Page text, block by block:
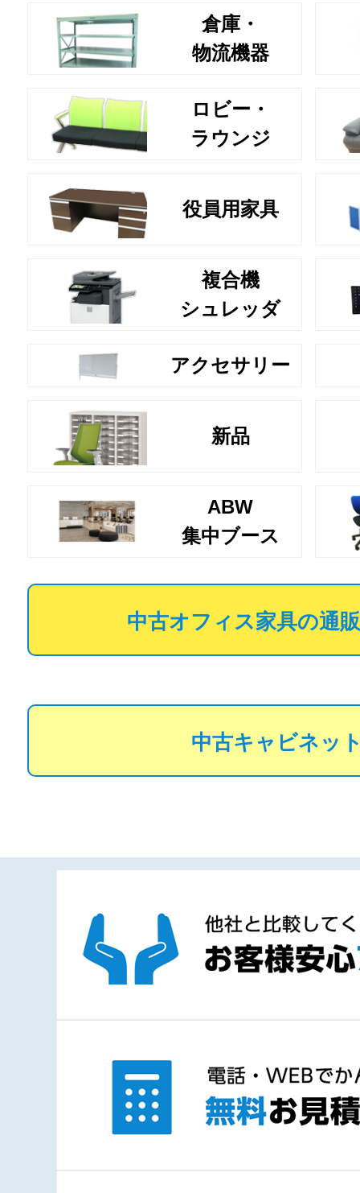
倉庫・
物流機器
ロビー・
ラウンジ
役員用家具
複合機
シュレッダ
アクセサリー
新品
ABW
集中ブース
中古オフィス家具の通
中古キャビネッ